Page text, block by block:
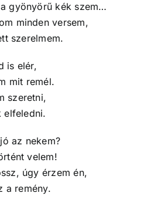
gyönyörű kék szem…
minden versem,
szerelmem.
is elér,
mit remél.
szeretni,
elfeledni.
az nekem?
velem!
úgy érzem én,
a remény.